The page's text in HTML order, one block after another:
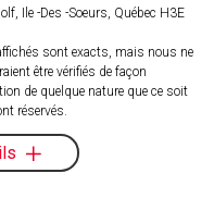
Ile -Des -Soeurs, Québec H3E
sont exacts, mais nous ne
être vérifiés de façon
de quelque nature que ce soit
réservés.